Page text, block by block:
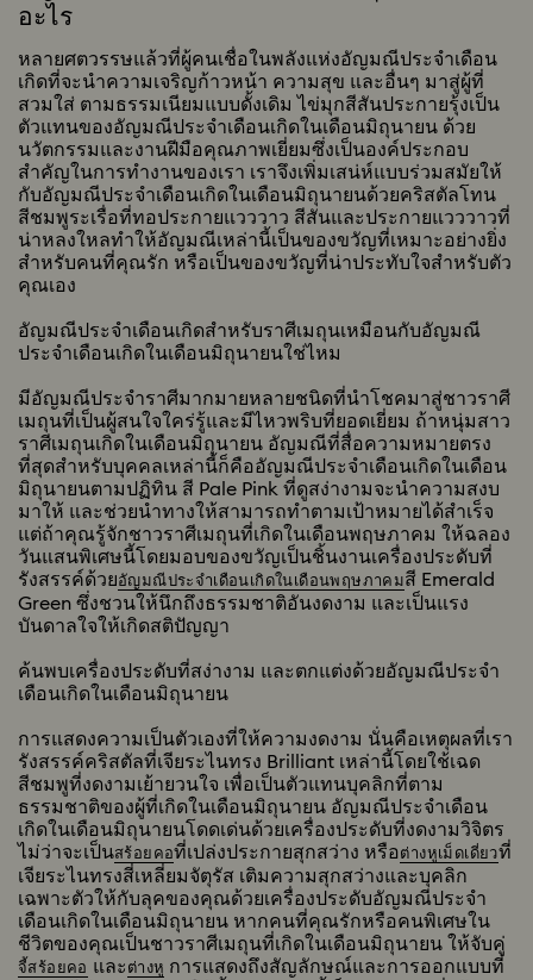
อะไร
หลายศตวรรษแล้วที่ผู้คนเชื่อในพลังแห่งอัญมณีประจำเดือน
เกิดที่จะนำความเจริญก้าวหน้า ความสุข และอื่นๆ มาสู่ผู้ที่
สวมใส่ ตามธรรมเนียมแบบดั้งเดิม ไข่มุกสีสันประกายรุ้งเป็น
ตัวแทนของอัญมณีประจำเดือนเกิดในเดือนมิถุนายน ด้วย
นวัตกรรมและงานฝีมือคุณภาพเยี่ยมซึ่งเป็นองค์ประกอบ
สำคัญในการทำงานของเรา เราจึงเพิ่มเสน่ห์แบบร่วมสมัยให้
กับอัญมณีประจำเดือนเกิดในเดือนมิถุนายนด้วยคริสตัลโทน
สีชมพูระเรื่อที่ทอประกายแวววาว สีสันและประกายแวววาวที่
น่าหลงใหลทำให้อัญมณีเหล่านี้เป็นของขวัญที่เหมาะอย่างยิ่ง
สำหรับคนที่คุณรัก หรือเป็นของขวัญที่น่าประทับใจสำหรับตัว
คุณเอง
อัญมณีประจำเดือนเกิดสำหรับราศีเมถุนเหมือนกับอัญมณี
ประจำเดือนเกิดในเดือนมิถุนายนใช่ไหม
มีอัญมณีประจำราศีมากมายหลายชนิดที่นำโชคมาสู่ชาวราศี
เมถุนที่เป็นผู้สนใจใคร่รู้และมีไหวพริบที่ยอดเยี่ยม ถ้าหนุ่มสาว
ราศีเมถุนเกิดในเดือนมิถุนายน อัญมณีที่สื่อความหมายตรง
ที่สุดสำหรับบุคคลเหล่านี้ก็คืออัญมณีประจำเดือนเกิดในเดือน
มิถุนายนตามปฏิทิน สี Pale Pink ที่ดูสง่างามจะนำความสงบ
มาให้ และช่วยนำทางให้สามารถทำตามเป้าหมายได้สำเร็จ
แต่ถ้าคุณรู้จักชาวราศีเมถุนที่เกิดในเดือนพฤษภาคม ให้ฉลอง
วันแสนพิเศษนี้โดยมอบของขวัญเป็นชิ้นงานเครื่องประดับที่
รังสรรค์ด้วยอัญมณีประจำเดือนเกิดในเดือนพฤษภาคมสี Emerald
Green ซึ่งชวนให้นึกถึงธรรมชาติอันงดงาม และเป็นแรง
บันดาลใจให้เกิดสติปัญญา
ค้นพบเครื่องประดับที่สง่างาม และตกแต่งด้วยอัญมณีประจำ
เดือนเกิดในเดือนมิถุนายน
การแสดงความเป็นตัวเองที่ให้ความงดงาม นั่นคือเหตุผลที่เรา
รังสรรค์คริสตัลที่เจียระไนทรง Brilliant เหล่านี้โดยใช้เฉด
สีชมพูที่งดงามเย้ายวนใจ เพื่อเป็นตัวแทนบุคลิกที่ตาม
ธรรมชาติของผู้ที่เกิดในเดือนมิถุนายน อัญมณีประจำเดือน
เกิดในเดือนมิถุนายนโดดเด่นด้วยเครื่องประดับที่งดงามวิจิตร
ไม่ว่าจะเป็นสร้อยคอที่เปล่งประกายสุกสว่าง หรือต่างหูเม็ดเดี่ยวที่
เจียระไนทรงสี่เหลี่ยมจัตุรัส เติมความสุกสว่างและบุคลิก
เฉพาะตัวให้กับลุคของคุณด้วยเครื่องประดับอัญมณีประจำ
เดือนเกิดในเดือนมิถุนายน หากคนที่คุณรักหรือคนพิเศษใน
ชีวิตของคุณเป็นชาวราศีเมถุนที่เกิดในเดือนมิถุนายน ให้จับคู่
จี้สร้อยคอ และ ต่างหู การแสดงถึงสัญลักษณ์และการออกแบบที่